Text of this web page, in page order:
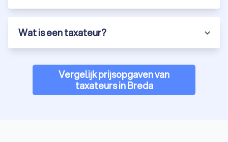
Wat is een taxateur?
Vergelijk prijsopgaven van
taxateurs in Breda